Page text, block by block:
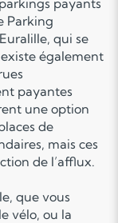
payants
Parking
qui se
également
payantes
une option
de
mais ces
de l’afflux.
que vous
vélo, ou la